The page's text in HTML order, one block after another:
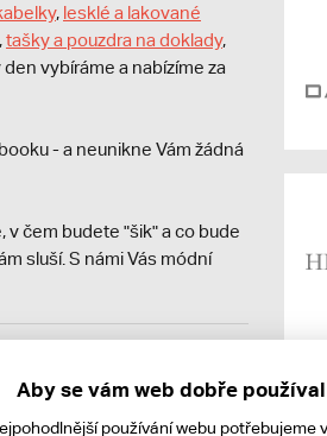
, lesklé a lakované
,tašky a pouzdra na doklady,
vybíráme a nabízíme za
- a neunikne Vám žádná
v čem budete "šik" a co bude
sluší. S námi Vás módní
online; v případě
Aby se vám web dobře
používání webu potřebujeme